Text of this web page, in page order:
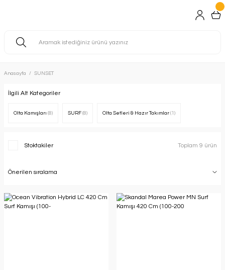
Anasayfa SUNSET
İlgili Alt Kategoriler
Olta Kamışları (8) SURF (8) Olta Setleri & Hazır Takımlar (1)
Stoktakiler Toplam 9 ürün